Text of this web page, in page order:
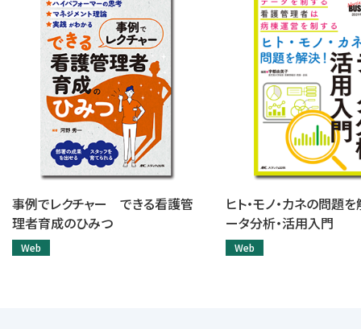
事例でレクチャー できる看護管
理者育成のひみつ
Web
ヒト・モノ・カネの問題
ータ分析・活用入門
Web